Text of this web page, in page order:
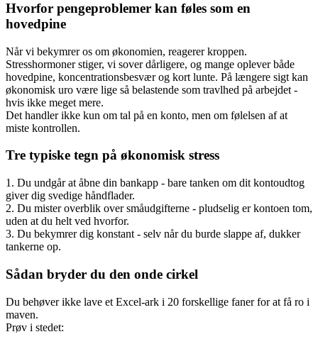
Hvorfor pengeproblemer kan føles som en
hovedpine
Når vi bekymrer os om økonomien, reagerer kroppen.
Stresshormoner stiger, vi sover dårligere, og mange oplever både
hovedpine, koncentrationsbesvær og kort lunte. På længere sigt kan
økonomisk uro være lige så belastende som travlhed på arbejdet -
hvis ikke meget mere.
Det handler ikke kun om tal på en konto, men om følelsen af at
miste kontrollen.
Tre typiske tegn på økonomisk stress
1. Du undgår at åbne din bankapp - bare tanken om dit kontoudtog
giver dig svedige håndflader.
2. Du mister overblik over småudgifterne - pludselig er kontoen tom,
uden at du helt ved hvorfor.
3. Du bekymrer dig konstant - selv når du burde slappe af, dukker
tankerne op.
Sådan bryder du den onde cirkel
Du behøver ikke lave et Excel-ark i 20 forskellige faner for at få ro i
maven.
Prøv i stedet: